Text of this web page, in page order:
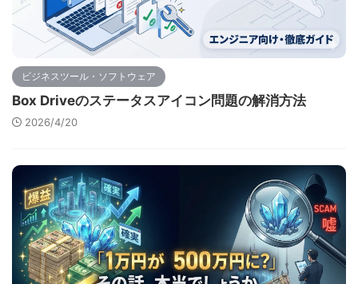
ビジネスツール・ソフトウェア
Box Driveのステータスアイコン問題の解消方法
2026/4/20